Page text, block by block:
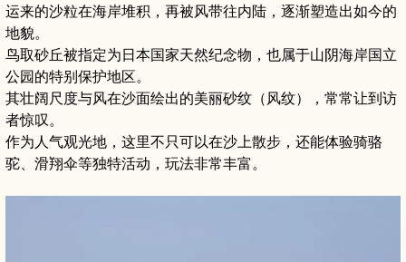
运来的沙粒在海岸堆积，再被风带往内陆，逐渐塑造出如今的
地貌。
鸟取砂丘被指定为日本国家天然纪念物，也属于山阴海岸国立
公园的特别保护地区。
其壮阔尺度与风在沙面绘出的美丽砂纹（风纹），常常让到访
者惊叹。
作为人气观光地，这里不只可以在沙上散步，还能体验骑骆
驼、滑翔伞等独特活动，玩法非常丰富。